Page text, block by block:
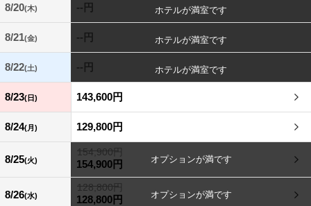
8/20(木) --円
8/21(金) --円
8/22(土) --円
8/23(日) 143,600円
8/24(月) 129,800円
8/25(火)
154,900円
154,900円
8/26(水)
128,800円
128,800円